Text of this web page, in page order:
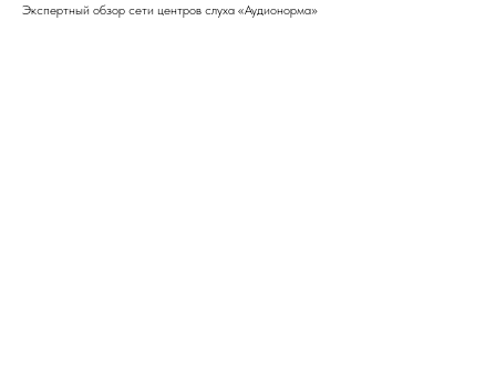
Экспертный обзор сети центров слуха «Аудионорма»